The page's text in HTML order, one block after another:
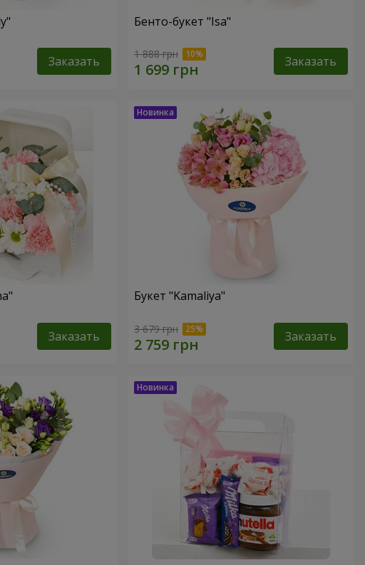
Заказать
Бенто-букет "Isa"
1 888 грн Заказать
Заказать
Букет "Kamaliya"
3 679 грн Заказать